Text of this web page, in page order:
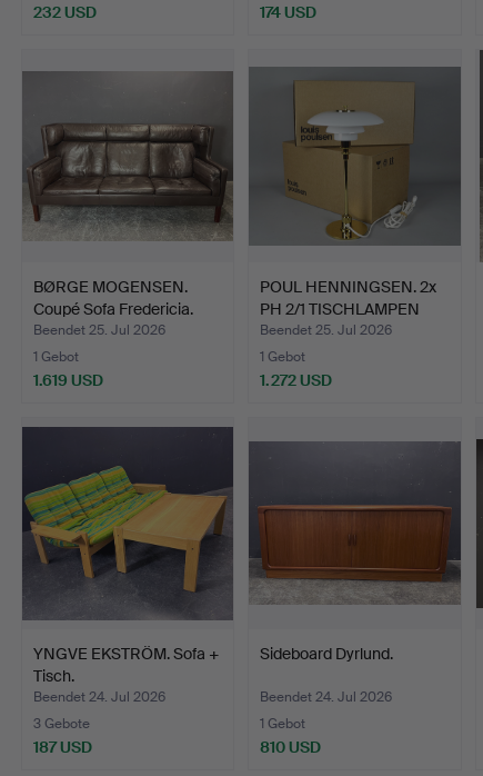
232 USD 174 USD
BØRGE MOGENSEN.
Coupé Sofa Fredericia.
Beendet 25. Jul 2026
1 Gebot
1.619 USD
POUL HENNINGSEN. 2x
PH 2/1 TISCHLAMPEN
MES…
Beendet 25. Jul 2026
1 Gebot
1.272 USD
YNGVE EKSTRÖM. Sofa +
Tisch.
Beendet 24. Jul 2026
3 Gebote
187 USD
Sideboard Dyrlund.
Beendet 24. Jul 2026
1 Gebot
810 USD